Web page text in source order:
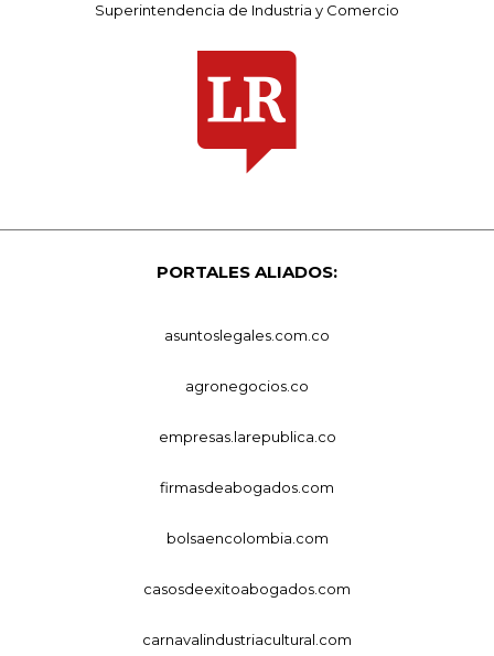
Superintendencia de Industria y Comercio
PORTALES ALIADOS:
asuntoslegales.com.co
agronegocios.co
empresas.larepublica.co
firmasdeabogados.com
bolsaencolombia.com
casosdeexitoabogados.com
carnavalindustriacultural.com